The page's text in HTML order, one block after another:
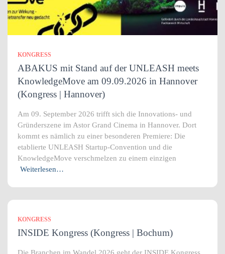
KONGRESS
ABAKUS mit Stand auf der UNLEASH meets
KnowledgeMove am 09.09.2026 in Hannover
(Kongress | Hannover)
Am 09. September 2026 trifft sich die Innovations- und
Gründerszene im Astor Grand Cinema in Hannover. Dort
kommt es nämlich zu einer besonderen Premiere: Die
etablierte UNLEASH Startup-Convention und die
KnowledgeMove verschmelzen zu einem einzigen
Weiterlesen…
KONGRESS
INSIDE Kongress (Kongress | Bochum)